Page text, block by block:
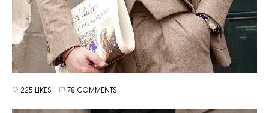
225 LIKES 78 COMMENTS